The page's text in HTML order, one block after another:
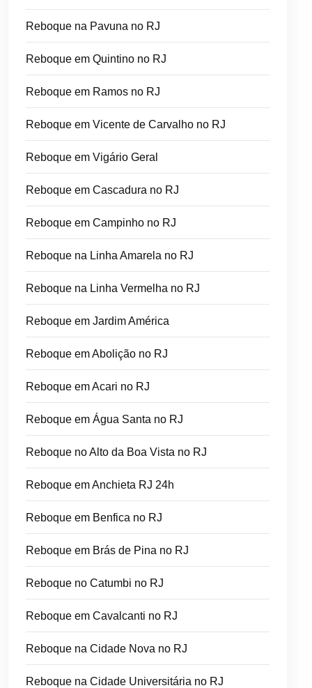
Reboque na Pavuna no RJ
Reboque em Quintino no RJ
Reboque em Ramos no RJ
Reboque em Vicente de Carvalho no RJ
Reboque em Vigário Geral
Reboque em Cascadura no RJ
Reboque em Campinho no RJ
Reboque na Linha Amarela no RJ
Reboque na Linha Vermelha no RJ
Reboque em Jardim América
Reboque em Abolição no RJ
Reboque em Acari no RJ
Reboque em Água Santa no RJ
Reboque no Alto da Boa Vista no RJ
Reboque em Anchieta RJ 24h
Reboque em Benfica no RJ
Reboque em Brás de Pina no RJ
Reboque no Catumbi no RJ
Reboque em Cavalcanti no RJ
Reboque na Cidade Nova no RJ
Reboque na Cidade Universitária no RJ